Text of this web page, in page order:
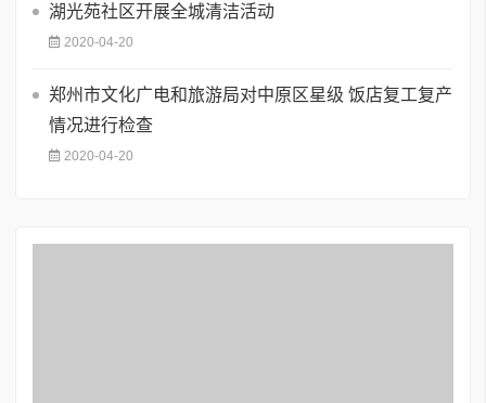
湖光苑社区开展全城清洁活动
2020-04-20
郑州市文化广电和旅游局对中原区星级 饭店复工复产
情况进行检查
2020-04-20